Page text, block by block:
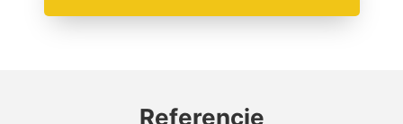
Referencie